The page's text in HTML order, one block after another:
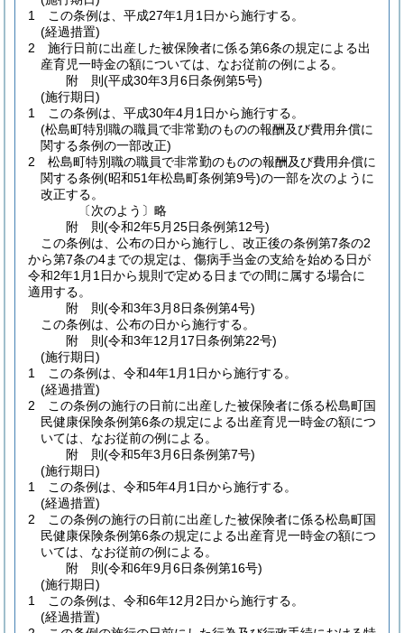
1
この条例は、平成27年1月1日から施行する。
(経過措置)
2
施行日前に出産した被保険者に係る第6条の規定による出
産育児一時金の額については、なお従前の例による。
附 則(平成30年3月6日条例第5号)
(施行期日)
1
この条例は、平成30年4月1日から施行する。
(松島町特別職の職員で非常勤のものの報酬及び費用弁償に
関する条例の一部改正)
2
松島町特別職の職員で非常勤のものの報酬及び費用弁償に
関する条例(昭和51年松島町条例第9号)の一部を次のように
改正する。
〔次のよう〕略
附 則(令和2年5月25日条例第12号)
この条例は、公布の日から施行し、改正後の条例第7条の2
から第7条の4までの規定は、傷病手当金の支給を始める日が
令和2年1月1日から規則で定める日までの間に属する場合に
適用する。
附 則(令和3年3月8日条例第4号)
この条例は、公布の日から施行する。
附 則(令和3年12月17日条例第22号)
(施行期日)
1
この条例は、令和4年1月1日から施行する。
(経過措置)
2
この条例の施行の日前に出産した被保険者に係る松島町国
民健康保険条例第6条の規定による出産育児一時金の額につ
いては、なお従前の例による。
附 則(令和5年3月6日条例第7号)
(施行期日)
1
この条例は、令和5年4月1日から施行する。
(経過措置)
2
この条例の施行の日前に出産した被保険者に係る松島町国
民健康保険条例第6条の規定による出産育児一時金の額につ
いては、なお従前の例による。
附 則(令和6年9月6日条例第16号)
(施行期日)
1
この条例は、令和6年12月2日から施行する。
(経過措置)